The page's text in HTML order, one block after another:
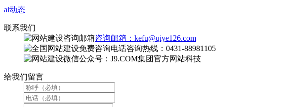
ai动态
联系我们
咨询邮箱：kefu@qiye126.com
咨询热线：0431-88981105
微信公众号：J9.COM集团官方网站科技
给我们留言